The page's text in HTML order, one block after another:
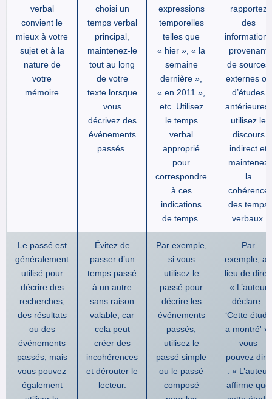
verbal
convient le
mieux à votre
sujet et à la
nature de
votre
mémoire
choisi un
temps verbal
principal,
maintenez-le
tout au long
de votre
texte lorsque
vous
décrivez des
événements
passés.
expressions
temporelles
telles que
« hier », « la
semaine
dernière »,
« en 2011 »,
etc. Utilisez
le temps
verbal
approprié
pour
correspondre
à ces
indications
de temps.
rapportez
des
informations
provenant
de sources
externes ou
d’études
antérieures,
utilisez le
discours
indirect et
maintenez
la
cohérence
des temps
verbaux.
Le passé est
généralement
utilisé pour
décrire des
recherches,
des résultats
ou des
événements
passés, mais
vous pouvez
également
Évitez de
passer d’un
temps passé
à un autre
sans raison
valable, car
cela peut
créer des
incohérences
et dérouter le
lecteur.
Par exemple,
si vous
utilisez le
passé pour
décrire les
événements
passés,
utilisez le
passé simple
ou le passé
composé
Par
exemple, au
lieu de dire :
« L’auteur
déclare :
‘Cette étude
a montré' »,
vous
pouvez dire
: « L’auteur
affirme que